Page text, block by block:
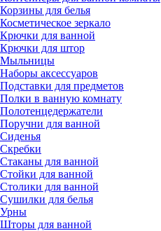
Корзины для белья
Косметическое зеркало
Крючки для ванной
Крючки для штор
Мыльницы
Наборы аксессуаров
Подставки для предметов
Полки в ванную комнату
Полотенцедержатели
Поручни для ванной
Сиденья
Скребки
Стаканы для ванной
Стойки для ванной
Столики для ванной
Сушилки для белья
Урны
Шторы для ванной